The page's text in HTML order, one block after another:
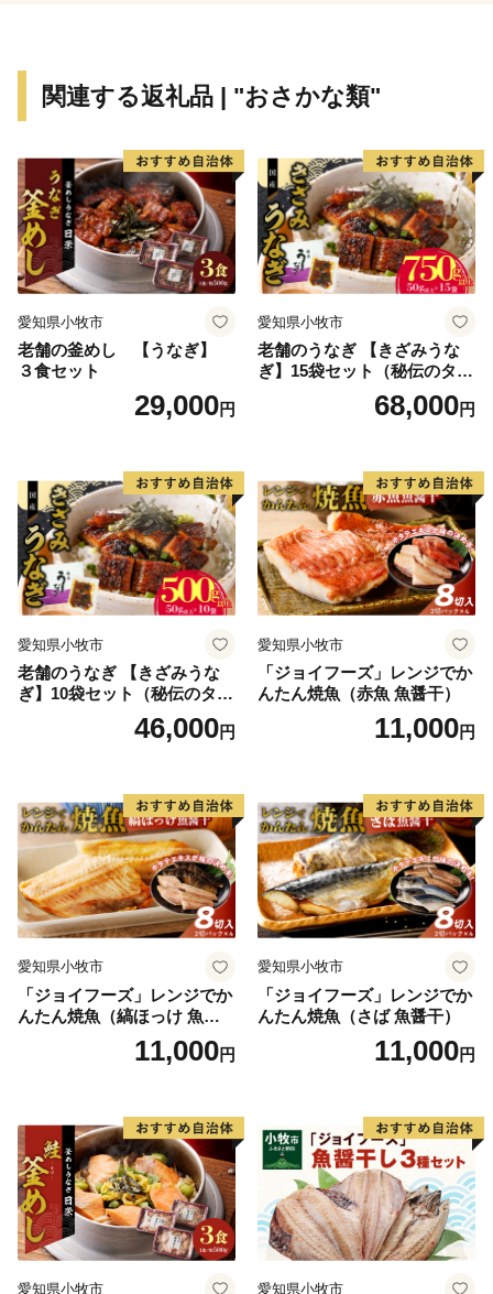
番組特設ページはこちら！
★ABCテレビ・テレビ朝日系列「朝だ！生です旅サラ
ダ」で【須崎勘八】が紹介されました！
高級カンパチ 「須崎勘八」お刺身用１節 （ぬた付）
高級カンパチ 「須崎勘八」お刺身用 半身
期間限定でしんじょう君のお礼状が付いてくる！その他
関連する返礼品 | "おさかな類"
愛知県小牧市
老舗の釜めし 【うなぎ】
３食セット
29,000円
愛知県小牧市
老舗のうなぎ 【きざみうな
ぎ】15袋セット（秘伝のタレ
68,000円
愛知県小牧市
老舗のうなぎ 【きざみうな
ぎ】10袋セット（秘伝のタレ
46,000円
愛知県小牧市
「ジョイフーズ」レンジでか
んたん焼魚（赤魚 魚醤干）
11,000円
愛知県小牧市
「ジョイフーズ」レンジでか
んたん焼魚（縞ほっけ 魚醤
11,000円
愛知県小牧市
「ジョイフーズ」レンジでか
んたん焼魚（さば 魚醤干）
11,000円
愛知県小牧市 愛知県小牧市